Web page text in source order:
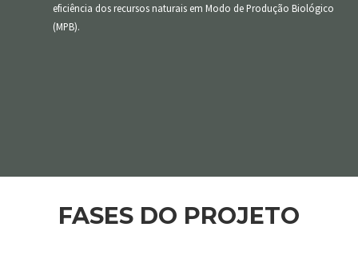
eficiência dos recursos naturais em Modo de Produção Biológico
(MPB).
FASES DO PROJETO